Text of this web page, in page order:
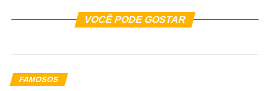
VOCÊ PODE GOSTAR
FAMOSOS